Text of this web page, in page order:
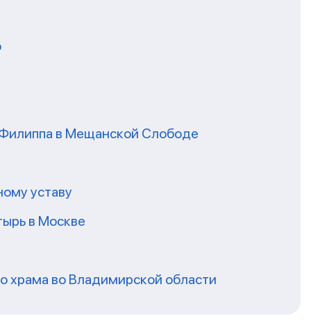
в Мещанской Слободе
уставу
в Москве
храма во Владимирской области